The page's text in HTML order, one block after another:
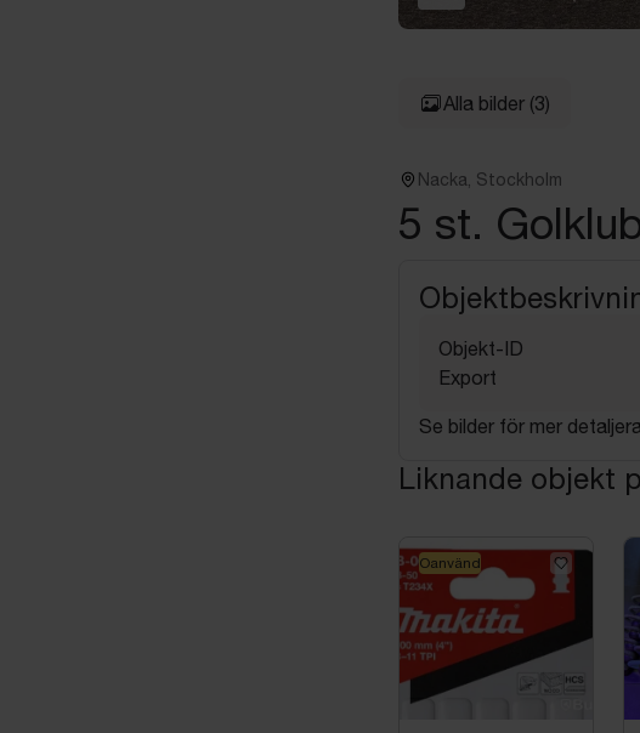
Alla bilder (3)
Nacka, Stockholm
5 st.
Objekt-ID
Export
Se bilder för mer
Liknande objekt
Oanvänd